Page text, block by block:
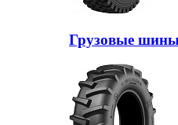
Грузовые